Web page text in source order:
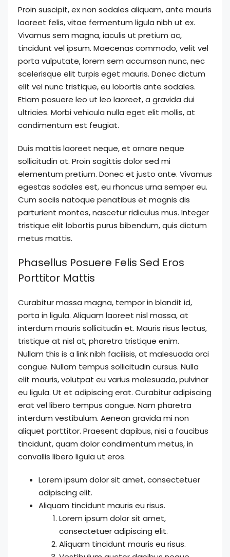
Proin suscipit, ex non sodales aliquam, ante mauris
laoreet felis, vitae fermentum ligula nibh ut ex.
Vivamus sem magna, iaculis ut pretium ac,
tincidunt vel ipsum. Maecenas commodo, velit vel
porta vulputate, lorem sem accumsan nunc, nec
scelerisque elit turpis eget mauris. Donec dictum
elit vel nunc tristique, eu lobortis ante sodales.
Etiam posuere leo ut leo laoreet, a gravida dui
ultricies. Morbi vehicula nulla eget elit mollis, at
condimentum est feugiat.
Duis mattis laoreet neque, et ornare neque
sollicitudin at. Proin sagittis dolor sed mi
elementum pretium. Donec et justo ante. Vivamus
egestas sodales est, eu rhoncus urna semper eu.
Cum sociis natoque penatibus et magnis dis
parturient montes, nascetur ridiculus mus. Integer
tristique elit lobortis purus bibendum, quis dictum
metus mattis.
Phasellus Posuere Felis Sed Eros
Porttitor Mattis
Curabitur massa magna, tempor in blandit id,
porta in ligula. Aliquam laoreet nisl massa, at
interdum mauris sollicitudin et. Mauris risus lectus,
tristique at nisl at, pharetra tristique enim.
Nullam this is a link nibh facilisis, at malesuada orci
congue. Nullam tempus sollicitudin cursus. Nulla
elit mauris, volutpat eu varius malesuada, pulvinar
eu ligula. Ut et adipiscing erat. Curabitur adipiscing
erat vel libero tempus congue. Nam pharetra
interdum vestibulum. Aenean gravida mi non
aliquet porttitor. Praesent dapibus, nisi a faucibus
tincidunt, quam dolor condimentum metus, in
convallis libero ligula ut eros.
Lorem ipsum dolor sit amet, consectetuer
adipiscing elit.
Aliquam tincidunt mauris eu risus.
Lorem ipsum dolor sit amet,
consectetuer adipiscing elit.
Aliquam tincidunt mauris eu risus.